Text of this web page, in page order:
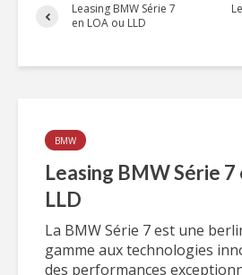
Leasing BMW Série 7
en LOA ou LLD
BMW
Leasing BMW Série 7
LLD
La BMW Série 7 est une
gamme aux technologies
des performances